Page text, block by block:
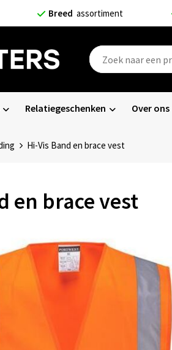
Breed assortiment
Relatiegeschenken Over ons
Hi-Vis Band en brace vest
en brace vest